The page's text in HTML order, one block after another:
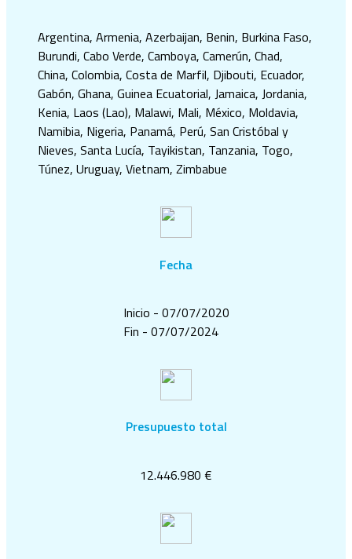
Argentina, Armenia, Azerbaijan, Benin, Burkina Faso,
Burundi, Cabo Verde, Camboya, Camerún, Chad,
China, Colombia, Costa de Marfil, Djibouti, Ecuador,
Gabón, Ghana, Guinea Ecuatorial, Jamaica, Jordania,
Kenia, Laos (Lao), Malawi, Mali, México, Moldavia,
Namibia, Nigeria, Panamá, Perú, San Cristóbal y
Nieves, Santa Lucía, Tayikistan, Tanzania, Togo,
Túnez, Uruguay, Vietnam, Zimbabue
Fecha
Inicio - 07/07/2020
Fin - 07/07/2024
Presupuesto total
12.446.980 €